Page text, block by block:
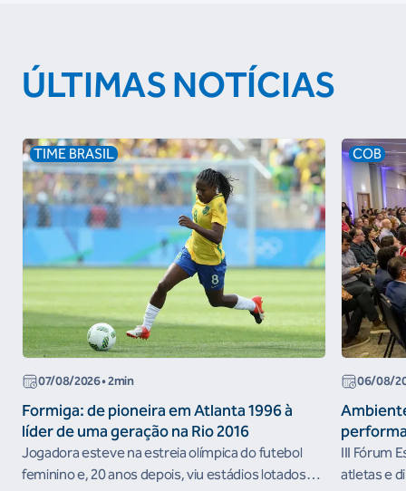
ÚLTIMAS NOTÍCIAS
TIME BRASIL
07/08/2026• 2min
Formiga: de pioneira em Atlanta 1996 à
líder de uma geração na Rio 2016
Jogadora esteve na estreia olímpica do futebol
feminino e, 20 anos depois, viu estádios lotados
COB
06/08/
III Fórum
atletas e